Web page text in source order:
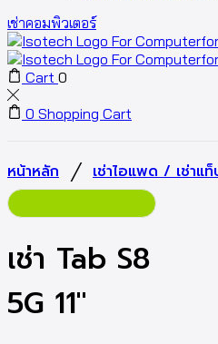
เช่าคอมพิวเตอร์
Cart 0
0 Shopping Cart
หน้าหลัก / เช่าไอแพด / เช่าแท็
เช่า Tab S8
5G 11″